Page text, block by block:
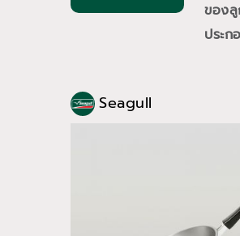
ของลู
ประก
Seagull